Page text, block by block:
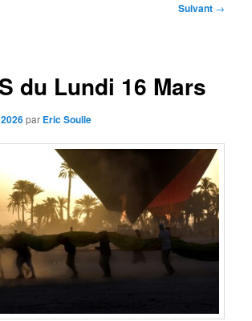
Suivant →
du Lundi 16 Mars
par Eric Soulie